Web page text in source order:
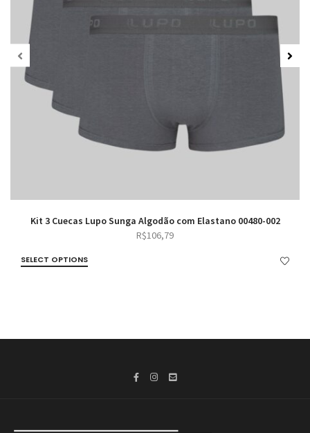
Kit 3 Cuecas Lupo Sunga Algodão com Elastano 00480-002
R$106,79
SELECT OPTIONS